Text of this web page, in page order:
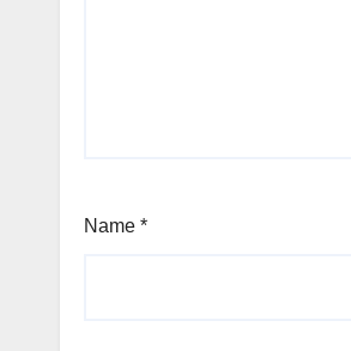
Name *